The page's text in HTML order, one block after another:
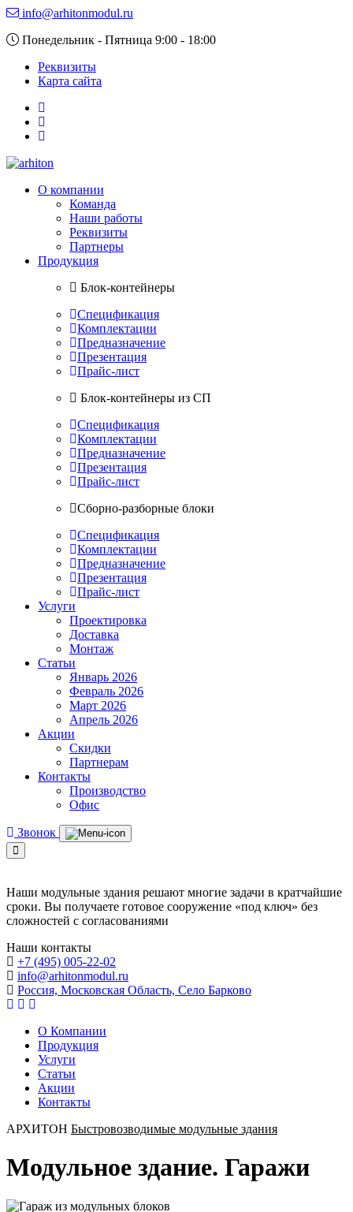
info@arhitonmodul.ru
Понедельник - Пятница 9:00 - 18:00
Реквизиты
Карта сайта
О компании
Команда
Наши работы
Реквизиты
Партнеры
Продукция
Блок-контейнеры
Спецификация
Комплектации
Предназначение
Презентация
Прайс-лист
Блок-контейнеры из СП
Спецификация
Комплектации
Предназначение
Презентация
Прайс-лист
Сборно-разборные блоки
Спецификация
Комплектации
Предназначение
Презентация
Прайс-лист
Услуги
Проектировка
Доставка
Монтаж
Статьи
Январь 2026
Февраль 2026
Март 2026
Апрель 2026
Акции
Скидки
Партнерам
Контакты
Производство
Офис
Звонок
Наши модульные здания решают многие задачи в кратчайшие
сроки. Вы получаете готовое сооружение «под ключ» без
сложностей с согласованиями
Наши контакты
+7 (495) 005-22-02
info@arhitonmodul.ru
Россия, Московская Область, Село Барково
О Компании
Продукция
Услуги
Статьи
Акции
Контакты
АРХИТОН Быстровозводимые модульные здания
Модульное здание. Гаражи